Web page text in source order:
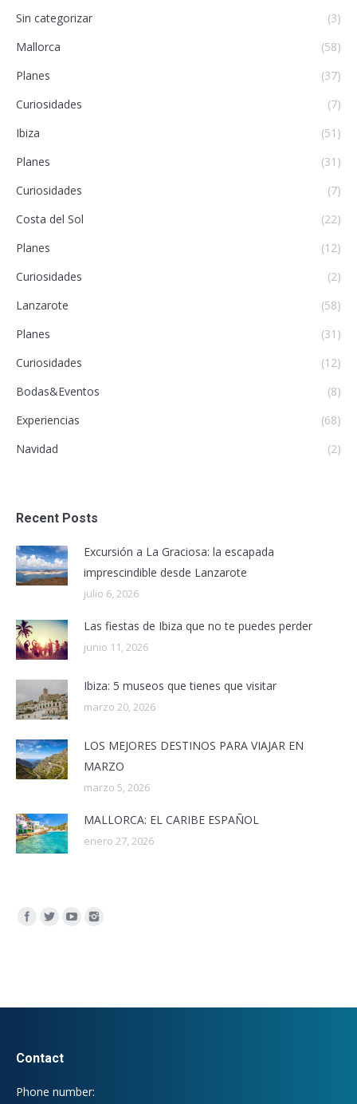
Sin categorizar
(3)
Mallorca
(58)
Planes
(37)
Curiosidades
(7)
Ibiza
(51)
Planes
(31)
Curiosidades
(7)
Costa del Sol
(22)
Planes
(12)
Curiosidades
(2)
Lanzarote
(58)
Planes
(31)
Curiosidades
(12)
Bodas&Eventos
(8)
Experiencias
(68)
Navidad
(2)
Recent Posts
Excursión a La Graciosa: la escapada
imprescindible desde Lanzarote
julio 6, 2026
Las fiestas de Ibiza que no te puedes perder
junio 11, 2026
Ibiza: 5 museos que tienes que visitar
marzo 20, 2026
LOS MEJORES DESTINOS PARA VIAJAR EN
MARZO
marzo 5, 2026
MALLORCA: EL CARIBE ESPAÑOL
enero 27, 2026
Encuéntranos en:
Contact
Phone number: